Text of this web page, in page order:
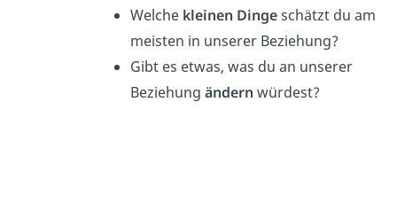
Welche kleinen Dingeschätzt du am
meisten in unserer Beziehung?
Gibt es etwas, was du an unserer
Beziehung ändern würdest?